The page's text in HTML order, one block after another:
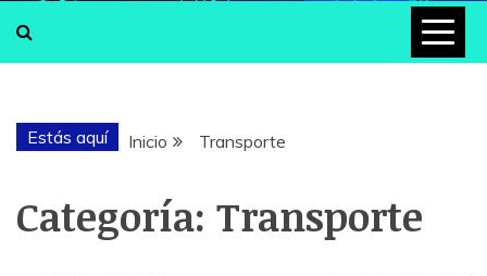
Estás aquí Inicio Transporte
Categoría: Transporte